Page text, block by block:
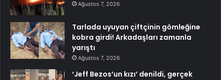
Ağustos 7, 2026
Tarlada uyuyan çiftçinin gömleğine
kobra girdi! Arkadaşları zamanla
yarıştı
Ağustos 7, 2026
‘Jeff Bezos’un kızı’ denildi, gerçek